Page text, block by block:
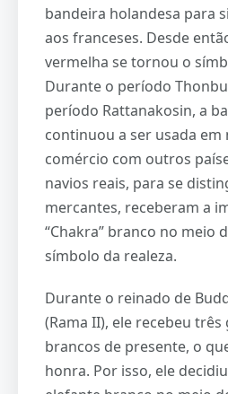
bandeira holandesa para
aos franceses. Desde
vermelha se tornou o
Durante o período
período Rattanakosin, a
continuou a ser usada em
comércio com outros
navios reais, para se
mercantes, receberam a
“Chakra” branco no meio
símbolo da realeza.
Durante o reinado de
(Rama II), ele recebeu
brancos de presente, o
honra. Por isso, ele